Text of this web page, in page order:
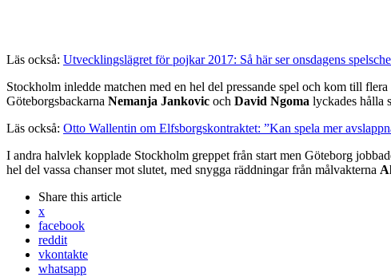
Läs också: Utvecklingslägret för pojkar 2017: Så här ser onsdagens
Stockholm inledde matchen med en hel del pressande spel och kom till
Göteborgsbackarna Nemanja Jankovic och David Ngoma lyckades hålla
Läs också: Otto Wallentin om Elfsborgskontraktet: ”Kan spela mer
I andra halvlek kopplade Stockholm greppet från start men Göteborg
hel del vassa chanser mot slutet, med snygga räddningar från målvakterna
Share this article
x
facebook
reddit
vkontakte
whatsapp